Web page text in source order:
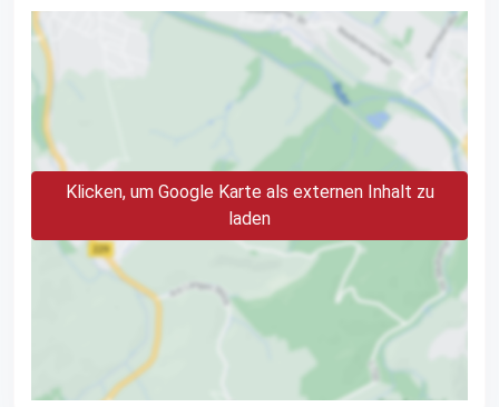
Klicken, um Google Karte als externen Inhalt zu
laden